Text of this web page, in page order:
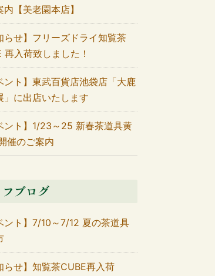
内【美老園本店】
らせ】フリーズドライ知覧茶
再入荷致しました！
ント】東武百貨店池袋店「大鹿
」に出店いたします
ント】1/23～25 新春茶道具黄
催のご案内
ブログ
ント】7/10～7/12 夏の茶道具
らせ】知覧茶CUBE再入荷